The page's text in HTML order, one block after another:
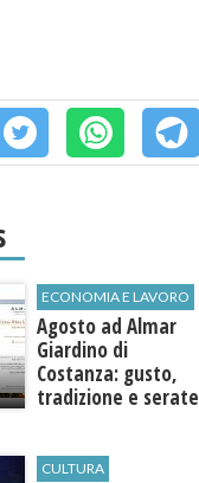
ECONOMIA E LAVORO
Agosto ad Almar
Giardino di
Costanza: gusto,
tradizione e serate
esterni
CULTURA